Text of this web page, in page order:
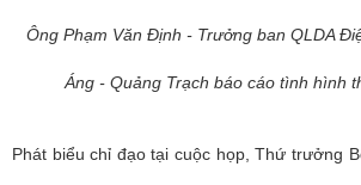
Ông Phạm Văn Định - Trưởng ban QLDA
Áng - Quảng Trạch báo cáo tình hình
Phát biểu chỉ đạo tại cuộc họp, Thứ trưởng